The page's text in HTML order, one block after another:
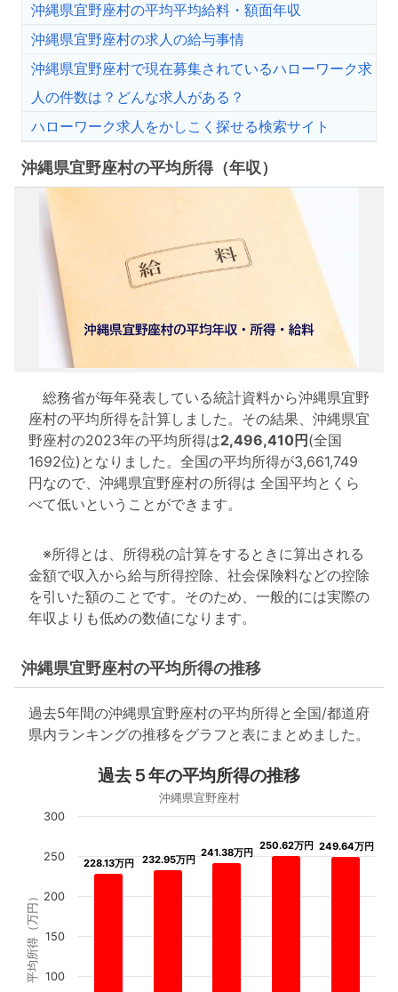
沖縄県宜野座村の平均平均給料・額面年収
沖縄県宜野座村の求人の給与事情
沖縄県宜野座村で現在募集されているハローワーク求
人の件数は？どんな求人がある？
ハローワーク求人をかしこく探せる検索サイト
沖縄県宜野座村の平均所得（年収）
総務省が毎年発表している統計資料から沖縄県宜野
座村の平均所得を計算しました。その結果、沖縄県宜
野座村の2023年の平均所得は2,496,410円(全国
1692位)となりました。全国の平均所得が3,661,749
円なので、沖縄県宜野座村の所得は 全国平均とくら
べて低いということができます。
※所得とは、所得税の計算をするときに算出される
金額で収入から給与所得控除、社会保険料などの控除
を引いた額のことです。そのため、一般的には実際の
年収よりも低めの数値になります。
沖縄県宜野座村の平均所得の推移
過去5年間の沖縄県宜野座村の平均所得と全国/都道府
県内ランキングの推移をグラフと表にまとめました。
平均所得（万円）
過去５年の平均所得の推移
沖縄県宜野座村
228.13万円
228.13万円 232.95万円
232.95万円
241.38万円
241.38万円
250.62万円
250.62万円 249.64万円
249.64万円
100
150
200
250
300